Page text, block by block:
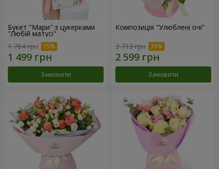
Букет "Мари" з цукерками
"Любій матусі"
1 764 грн
Замовити
Композиція "Улюблені очі"
3 713 грн
Замовити